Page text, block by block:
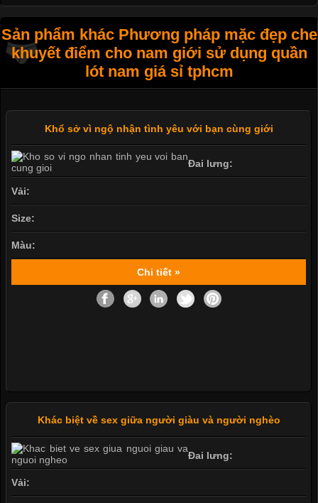
Sản phẩm khác Phương pháp mặc đẹp che
khuyết điểm cho nam giới sử dụng quần
lót nam giá sỉ tphcm
Khổ sở vì ngộ nhận tình yêu với bạn cùng giới
Đai lưng:
Vải:
Size:
Màu:
Chi tiết »
Khác biệt về sex giữa người giàu và người nghèo
Đai lưng:
Vải: